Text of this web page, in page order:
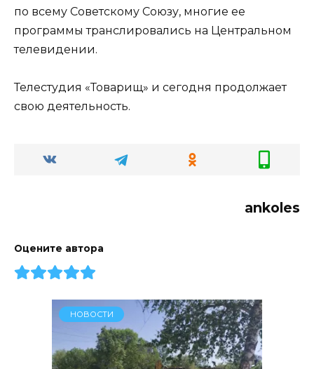
по всему Советскому Союзу, многие ее
программы транслировались на Центральном
телевидении.
Телестудия «Товарищ» и сегодня продолжает
свою деятельность.
ankoles
Оцените автора
НОВОСТИ